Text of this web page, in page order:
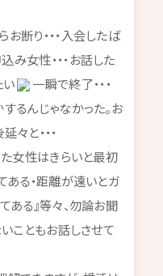
断り・・・入会したば
女性・・・お話した
い
一瞬で終了・・・
るんじゃなかった。お
々と・・・
た女性はきらいと最初
ある・距離が遠いとガ
ある』等々、勿論お聞
こともお話しさせて